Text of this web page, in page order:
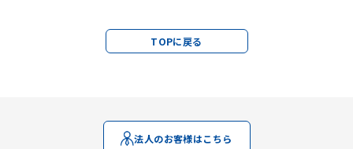
TOPに戻る
法人のお客様はこちら